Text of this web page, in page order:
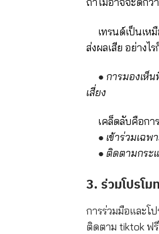
เทรนด์เป็นเห
ส่งผลเสีย อย่าง
● การมองเห็
เสี่ยง
เคล็ดลับคือกา
● เข้าร่วมเฉ
● ติดตามกระ
3. ร่วมโปรโ
การร่วมมือและโ
ติดตาม tiktok ฟรี